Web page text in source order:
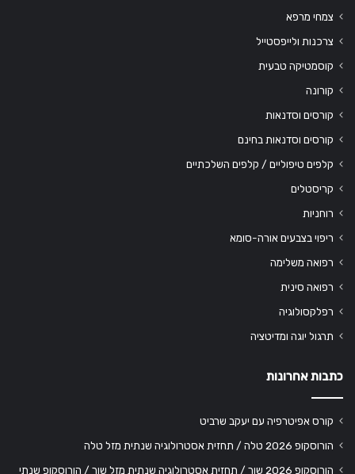
צמחי מרפא
צרכנות ולייפסטייל
קוסמטיקה טבעית
קורונה
קורסים וסדנאות
קורסים וסדנאות בחינם
קלפים טיפוליים / קלפים השלכתיים
קריסטלים
רוחניות
ריפוי בצבעים אורה-סומא
רפואה משלימה
רפואה סינית
רפלקסולוגיה
תרגול יוגה ומדיטציה
כתבות אחרונות
קורס אפיטרפיה עם יעקב שרביט
הורוסקופ 2026 טלה / תחזית אסטרולוגיה שנתית מזל טלה
הורוסקופ 2026 שור / תחזית אסטרולוגיה שנתית מזל שור / הורוסקופ שנתי